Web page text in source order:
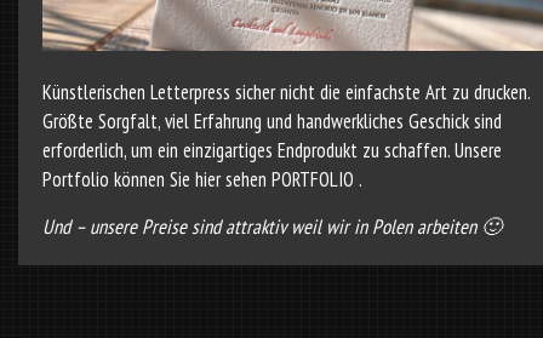
Künstlerischen Letterpress sicher nicht die einfachste Art zu drucken.
Größte Sorgfalt, viel Erfahrung und hand­werkliches Geschick sind
erforderlich, um ein einzigartiges Endprodukt zu schaffen. Unsere
Portfolio können Sie hier sehen PORTFOLIO .
Und – unsere Preise sind attraktiv weil wir in Polen arbeiten 🙂